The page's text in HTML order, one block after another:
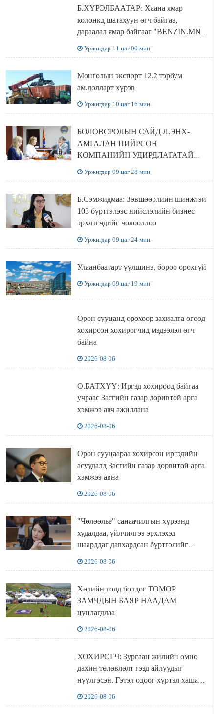
Б.ХҮРЭЛБААТАР: Хаана ямар
колонкд шатахуун өгч байгаа,
дараалал ямар байгааг "BENZIN.MN”
Уржигдар 11 цаг 00 мин
Монголын экспорт 12.2 тэрбум
ам.долларт хүрэв
Уржигдар 10 цаг 16 мин
БОЛОВСРОЛЫН САЙД Л.ЭНХ-
АМГАЛАН ПИЙРСОН
КОМПАНИЙН УДИРДЛАГАТАЙ
Уржигдар 09 цаг 28 мин
Б.Сэмжидмаа: Зөвшөөрлийн шинжтэй
103 бүртгэлээс нийслэлийн бизнес
эрхлэгчдийг чөлөөллөө
Уржигдар 09 цаг 24 мин
Улаанбаатарт үүлшинэ, бороо орохгүй
Уржигдар 09 цаг 19 мин
Орон сууцанд орохоор захиалга өгөөд
хохирсон хохирогчид мэдээлэл өгч
байна
2026-08-06
О.БАТХҮҮ: Иргэд хохироод байгаа
учраас Засгийн газар доривтой арга
хэмжээ авч ажиллана
2026-08-06
Орон сууцаараа хохирсон иргэдийн
асуудалд Засгийн газар дорвитой арга
хэмжээ авна
2026-08-06
"Чөлөөлье" санаачилгын хүрээнд
худалдаа, үйлчилгээ эрхлэхэд
шаарддаг давхардсан бүртгэлийг
2026-08-06
Хөлийн голд болдог ТӨМӨР
ЗАМЧДЫН БАЯР НААДАМ
цуцлагдлаа
2026-08-06
ХОХИРОГЧ: Зургаан жилийн өмнө
дахин төлөвлөлт гээд айлуудыг
нүүлгэсэн. Гэтэл одоог хүртэл хашаа
2026-08-06